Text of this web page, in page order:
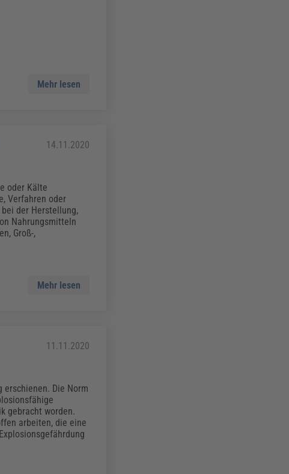
Mehr lesen
14.11.2020
oder Kälte
Verfahren oder
der Herstellung,
Nahrungsmitteln
Groß-,
Mehr lesen
11.11.2020
erschienen. Die Norm
gebracht worden.
arbeiten, die eine